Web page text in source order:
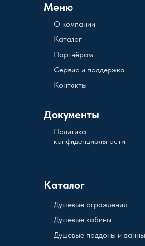
Меню
О компании
Документы
Каталог
Политика
конфиденциальности
Партнёрам
Сервис и поддержка
Контакты
Каталог
Душевые кабины
Душевые поддоны и ванны
Душевые ограждения